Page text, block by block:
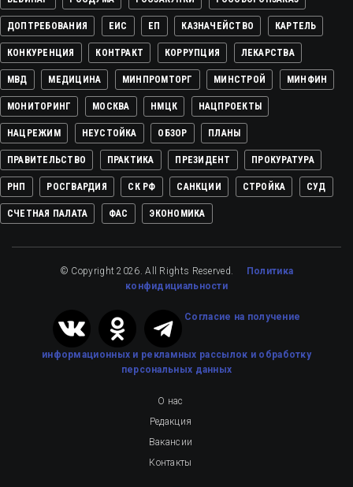
ДОПТРЕБОВАНИЯ ЕИС ЕП КАЗНАЧЕЙСТВО КАРТЕЛЬ
КОНКУРЕНЦИЯ КОНТРАКТ КОРРУПЦИЯ ЛЕКАРСТВА
МВД МЕДИЦИНА МИНПРОМТОРГ МИНСТРОЙ МИНФИН
МОНИТОРИНГ МОСКВА НМЦК НАЦПРОЕКТЫ
НАЦРЕЖИМ НЕУСТОЙКА ОБЗОР ПЛАНЫ
ПРАВИТЕЛЬСТВО ПРАКТИКА ПРЕЗИДЕНТ ПРОКУРАТУРА
РНП РОСГВАРДИЯ СК РФ САНКЦИИ СТРОЙКА СУД
СЧЕТНАЯ ПАЛАТА ФАС ЭКОНОМИКА
© Copyright 2026. All Rights Reserved. Политика
конфидициальности
Cогласие на получение
информационных и рекламных рассылок и обработку
персональных данных
О нас
Редакция
Вакансии
Контакты